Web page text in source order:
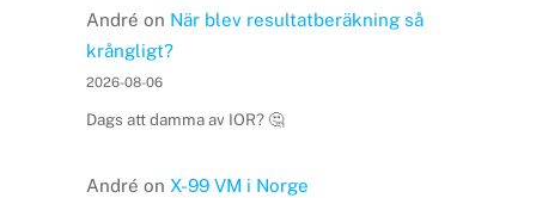
André on När blev resultatberäkning så
krångligt?
2026-08-06
Dags att damma av IOR? 🤔
André on X-99 VM i Norge